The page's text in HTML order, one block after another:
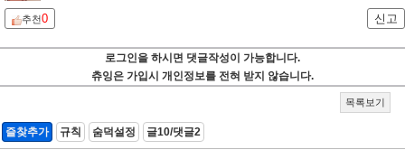
추천0 신고
로그인을 하시면 댓글작성이 가능합니다.
츄잉은 가입시 개인정보를 전혀 받지 않습니다.
목록보기
즐찾추가 규칙 숨덕설정 글10/댓글2